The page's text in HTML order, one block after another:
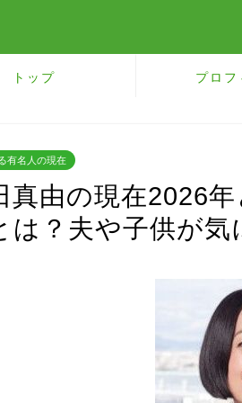
トップ プロ
有名人の現在
真由の現在2026
は？夫や子供が気